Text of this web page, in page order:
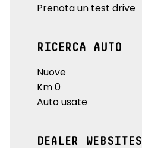
Prenota un test drive
RICERCA AUTO
Nuove
Km 0
Auto usate
DEALER WEBSITES